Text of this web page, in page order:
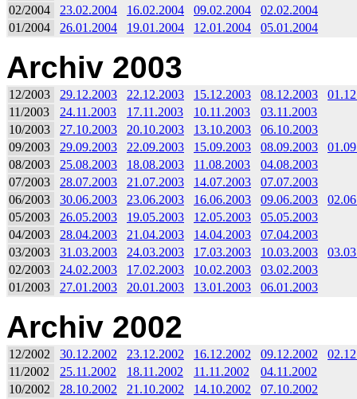
02/2004
23.02.2004 16.02.2004 09.02.2004
02.02.2004
01/2004
26.01.2004 19.01.2004 12.01.2004 05.01.2004
Archiv 2003
12/2003 29.12.2003 22.12.2003 15.12.2003 08.12.2003
11/2003
24.11.2003 17.11.2003 10.11.2003
03.11.2003
10/2003
27.10.2003 20.10.2003 13.10.2003
06.10.2003
09/2003
29.09.2003 22.09.2003 15.09.2003 08.09.2003
08/2003
25.08.2003 18.08.2003 11.08.2003
04.08.2003
07/2003
28.07.2003 21.07.2003 14.07.2003
07.07.2003
06/2003
30.06.2003 23.06.2003 16.06.2003 09.06.2003
05/2003
26.05.2003 19.05.2003 12.05.2003
05.05.2003
04/2003
28.04.2003 21.04.2003 14.04.2003
07.04.2003
03/2003
31.03.2003 24.03.2003 17.03.2003 10.03.2003
02/2003
24.02.2003 17.02.2003 10.02.2003
03.02.2003
01/2003
27.01.2003 20.01.2003 13.01.2003 06.01.2003
Archiv 2002
12/2002 30.12.2002 23.12.2002 16.12.2002 09.12.2002
11/2002
25.11.2002 18.11.2002 11.11.2002
04.11.2002
10/2002
28.10.2002 21.10.2002 14.10.2002
07.10.2002